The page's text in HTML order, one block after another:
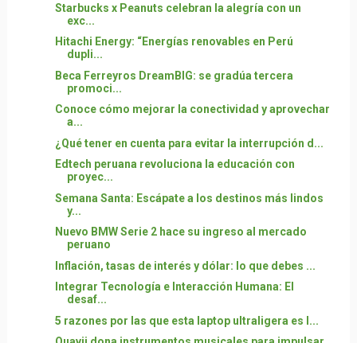
Starbucks x Peanuts celebran la alegría con un
exc...
Hitachi Energy: “Energías renovables en Perú
dupli...
Beca Ferreyros DreamBIG: se gradúa tercera
promoci...
Conoce cómo mejorar la conectividad y aprovechar
a...
¿Qué tener en cuenta para evitar la interrupción d...
Edtech peruana revoluciona la educación con
proyec...
Semana Santa: Escápate a los destinos más lindos
y...
Nuevo BMW Serie 2 hace su ingreso al mercado
peruano
Inflación, tasas de interés y dólar: lo que debes ...
Integrar Tecnología e Interacción Humana: El
desaf...
5 razones por las que esta laptop ultraligera es l...